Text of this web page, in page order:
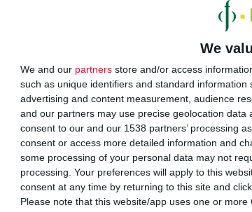
We
We and our partners store and/or access
such as unique identifiers and standard
advertising and content measurement, audience
and our partners may use precise geolocation
consent to our and our 1538 partners’ processing
consent or access more detailed information and
some processing of your personal data may not
processing. Your preferences will apply to this
consent at any time by returning to this site and
Please note that this website/app uses one or
ποικίλλει ανάλογα με την ηλικία.
πάνας, στο πρόσωπο, το λαιμό, το πίσω μέρος
βρίσκεται πίσω από τα γόνατα, στα
στο λαιμό και στην περιοχή των ματιών.
εντοπίζεται στο λαιμό, στο πίσω μέρος των
στα πόδια.